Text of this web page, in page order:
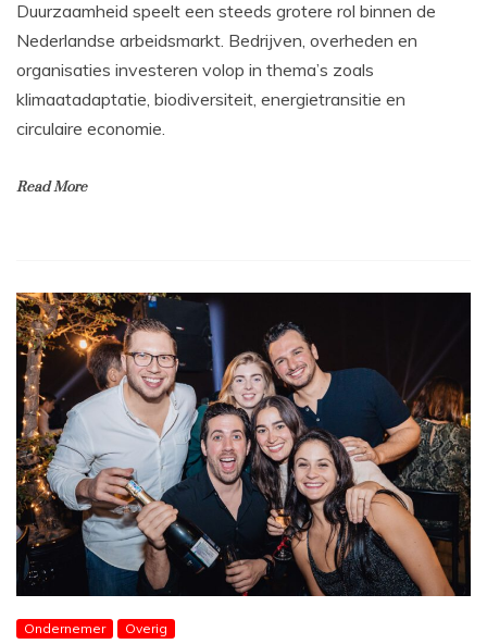
Duurzaamheid speelt een steeds grotere rol binnen de
Nederlandse arbeidsmarkt. Bedrijven, overheden en
organisaties investeren volop in thema’s zoals
klimaatadaptatie, biodiversiteit, energietransitie en
circulaire economie.
Read More
Ondernemer Overig